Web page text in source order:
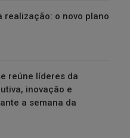
realização: o novo plano
reúne líderes da
inovação e
a semana da